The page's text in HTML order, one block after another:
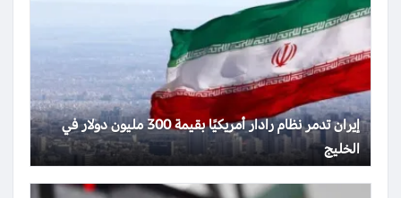
إيران تدمر نظام رادار أمريكيًا بقيمة 300 مليون دولار في
الخليج